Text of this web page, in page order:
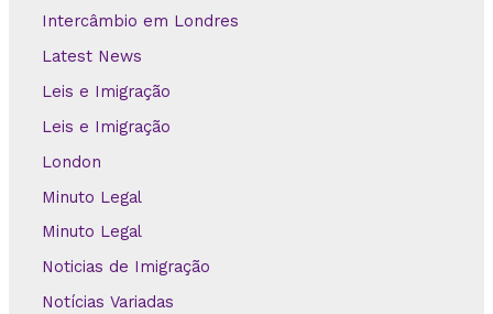
Intercâmbio em Londres
Latest News
Leis e Imigração
Leis e Imigração
London
Minuto Legal
Minuto Legal
Noticias de Imigração
Notícias Variadas